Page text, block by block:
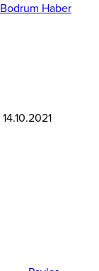
Bodrum Haber
14.10.2021